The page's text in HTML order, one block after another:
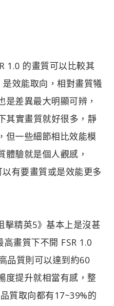
1.0 的畫質可以比較其
效能取向，相對畫質犧
是差異最大明顯可辨，
其實畫質就好很多，靜
但一些細節相比效能模
體驗就是個人觀感，
有要畫質或是效能更多
擊精英5》基本上是沒甚
畫質下不開 FSR 1.0
品質則可以達到約60
度提升就相當有感，整
質取向都有17~39%的